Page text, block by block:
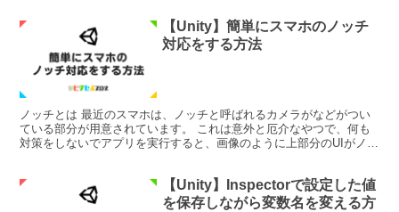
【Unity】簡単にスマホのノッチ
対応をする方法
ノッチとは 最近のスマホは、ノッチと呼ばれるカメラがなどがつい
ている部分が用意されています。 これは意外と厄介なやつで、何も
対策をしないでアプリを実行すると、画像のように上部分のUIがノッ
【Unity】Inspectorで設定した値
を保存しながら変数名を変える方